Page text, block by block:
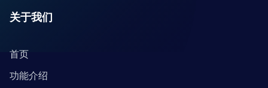
关于我们
首页
功能介绍